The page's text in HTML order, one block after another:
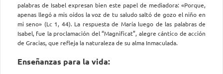
palabras de Isabel expresan bien este papel de mediadora: «Porque,
apenas llegó a mis oídos la voz de tu saludo saltó de gozo el niño en
mi seno» (Lc 1, 44). La respuesta de María luego de las palabras de
Isabel, fue la proclamación del “Magnificat”, alegre cántico de acción
de Gracias, que refleja la naturaleza de su alma Inmaculada.
Enseñanzas para la vida: